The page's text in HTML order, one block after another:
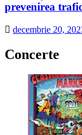
prevenirea
decembrie 20,
Concerte